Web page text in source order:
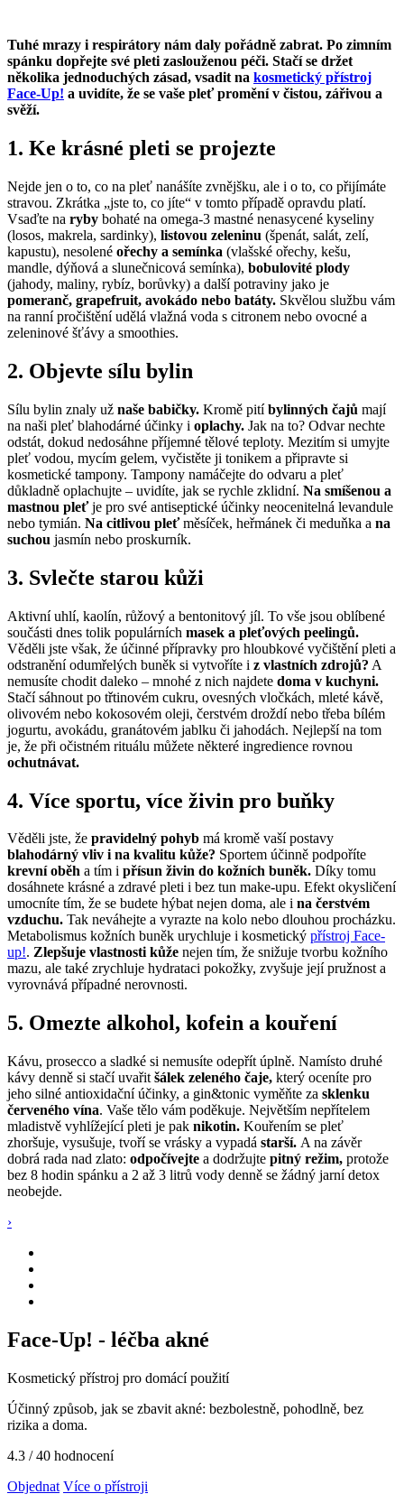
Tuhé mrazy i respirátory nám daly pořádně zabrat. Po zimním
spánku dopřejte své pleti zaslouženou péči. Stačí se držet
několika jednoduchých zásad, vsadit na kosmetický přístroj
Face-Up! a uvidíte, že se vaše pleť promění v čistou, zářivou a
svěží.
1. Ke krásné pleti se projezte
Nejde jen o to, co na pleť nanášíte zvnějšku, ale i o to, co přijímáte
stravou. Zkrátka „jste to, co jíte“ v tomto případě opravdu platí.
Vsaďte na ryby bohaté na omega-3 mastné nenasycené kyseliny
(losos, makrela, sardinky), listovou zeleninu (špenát, salát, zelí,
kapustu), nesolené ořechy a semínka (vlašské ořechy, kešu,
mandle, dýňová a slunečnicová semínka), bobulovité plody
(jahody, maliny, rybíz, borůvky) a další potraviny jako je
pomeranč, grapefruit, avokádo nebo batáty. Skvělou službu vám
na ranní pročištění udělá vlažná voda s citronem nebo ovocné a
zeleninové šťávy a smoothies.
2. Objevte sílu bylin
Sílu bylin znaly už naše babičky. Kromě pitíbylinných čajů mají
na naši pleť blahodárné účinky i oplachy. Jak na to? Odvar nechte
odstát, dokud nedosáhne příjemné tělové teploty. Mezitím si umyjte
pleť vodou, mycím gelem, vyčistěte ji tonikem a připravte si
kosmetické tampony. Tampony namáčejte do odvaru a pleť
důkladně oplachujte – uvidíte, jak se rychle zklidní. Na smíšenou a
mastnou pleťje pro své antiseptické účinky neocenitelná levandule
nebo tymián. Na citlivou pleťměsíček, heřmánek či meduňka a na
suchou jasmín nebo proskurník.
3. Svlečte starou kůži
Aktivní uhlí, kaolín, růžový a bentonitový jíl. To vše jsou oblíbené
součásti dnes tolik populárních masek a pleťových peelingů.
Věděli jste však, že účinné přípravky pro hloubkové vyčištění pleti a
odstranění odumřelých buněk si vytvoříte i z vlastních zdrojů? A
nemusíte chodit daleko – mnohé z nich najdete doma v kuchyni.
Stačí sáhnout po třtinovém cukru, ovesných vločkách, mleté kávě,
olivovém nebo kokosovém oleji, čerstvém droždí nebo třeba bílém
jogurtu, avokádu, granátovém jablku či jahodách. Nejlepší na tom
je, že při očistném rituálu můžete některé ingredience rovnou
ochutnávat.
4. Více sportu, více živin pro buňky
Věděli jste, že pravidelný pohyb má kromě vaší postavy
blahodárný vliv i na kvalitu kůže? Sportem účinně podpoříte
krevní oběh a tím i přísun živin do kožních buněk. Díky tomu
dosáhnete krásné a zdravé pleti i bez tun make-upu. Efekt okysličení
umocníte tím, že se budete hýbat nejen doma, ale i na čerstvém
vzduchu. Tak neváhejte a vyrazte na kolo nebo dlouhou procházku.
Metabolismus kožních buněk urychluje i kosmetický přístroj Face-
up!. Zlepšuje vlastnosti kůže nejen tím, že snižuje tvorbu kožního
mazu, ale také zrychluje hydrataci pokožky, zvyšuje její pružnost a
vyrovnává případné nerovnosti.
5. Omezte alkohol, kofein a kouření
Kávu, prosecco a sladké si nemusíte odepřít úplně. Namísto druhé
kávy denně si stačí uvařit šálek zeleného čaje, který oceníte pro
jeho silné antioxidační účinky, a gin&tonic vyměňte za sklenku
červeného vína. Vaše tělo vám poděkuje. Největším nepřítelem
mladistvě vyhlížející pleti je pak nikotin. Kouřením se pleť
zhoršuje, vysušuje, tvoří se vrásky a vypadá starší. A na závěr
dobrá rada nad zlato: odpočívejte a dodržujte pitný režim, protože
bez 8 hodin spánku a 2 až 3 litrů vody denně se žádný jarní detox
neobejde.
›
Face-Up! - léčba akné
Kosmetický přístroj pro domácí použití
Účinný způsob, jak se zbavit akné: bezbolestně, pohodlně, bez
rizika a doma.
4.3 / 40 hodnocení
Objednat Více o přístroji